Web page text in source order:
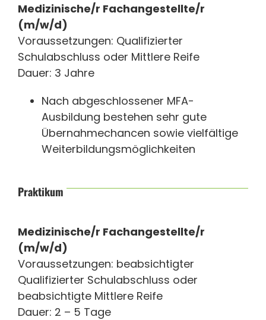
Medizinische/r Fachangestellte/r
(m/w/d)
Voraussetzungen: Qualifizierter
Schulabschluss oder Mittlere Reife
Dauer: 3 Jahre
Nach abgeschlossener MFA-
Ausbildung bestehen sehr gute
Übernahmechancen sowie vielfältige
Weiterbildungsmöglichkeiten
Praktikum
Medizinische/r Fachangestellte/r
(m/w/d)
Voraussetzungen: beabsichtigter
Qualifizierter Schulabschluss oder
beabsichtigte Mittlere Reife
Dauer: 2 – 5 Tage